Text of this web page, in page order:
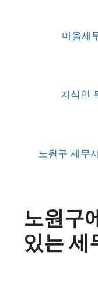
마을세
지식인
노원구 세무
노원구
있는 세